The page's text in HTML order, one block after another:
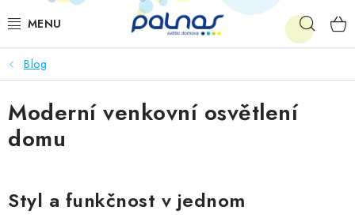
na
OSVĚTLENÍ INTERIÉRU
LED
VENKOVNÍ OSVĚTLENÍ
AKCE
Blog
Moderní venkovní osvětlení
domu
Styl a funkčnost v jednom